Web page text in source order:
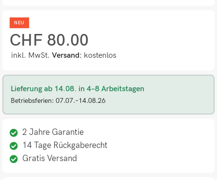
NEU
CHF 80.00
inkl. MwSt. Versand: kostenlos
Lieferung ab 14.08. in 4–8 Arbeitstagen
Betriebsferien: 07.07.–14.08.26
2 Jahre Garantie
14 Tage Rückgaberecht
Gratis Versand